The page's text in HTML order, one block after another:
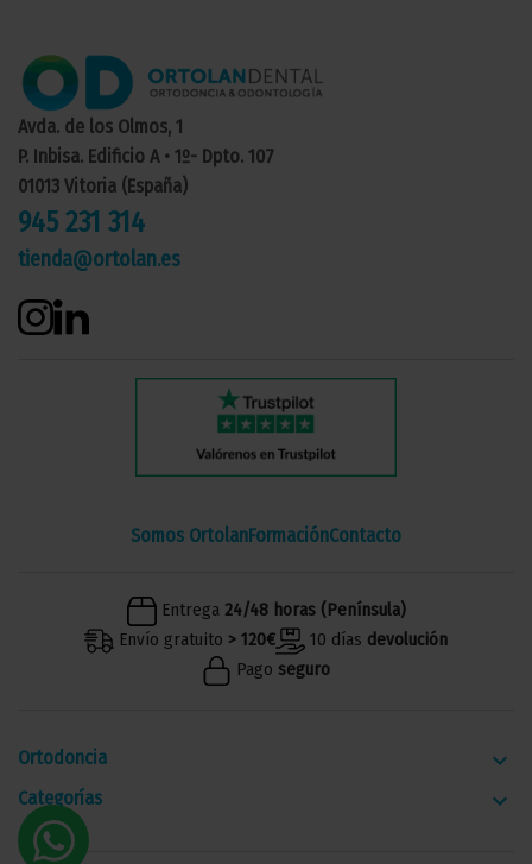
Avda. de los Olmos, 1
P. Inbisa. Edificio A • 1º- Dpto. 107
01013 Vitoria (España)
945 231 314
tienda@ortolan.es
Somos OrtolanFormaciónContacto
Entrega 24/48 horas (Península)
Envío gratuito > 120€ 10 días devolución
Pago seguro
Ortodoncia keyboard_arrow_down
Categorías keyboard_arrow_down